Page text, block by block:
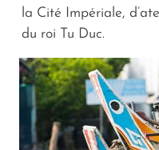
la Cité Impériale,
du roi Tu Duc.